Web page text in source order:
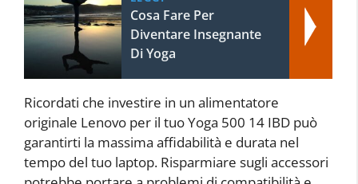
Cosa Fare Per
Diventare Insegnante
Di Yoga
Ricordati che investire in un alimentatore
originale Lenovo per il tuo Yoga 500 14 IBD può
garantirti la massima affidabilità e durata nel
tempo del tuo laptop. Risparmiare sugli accessori